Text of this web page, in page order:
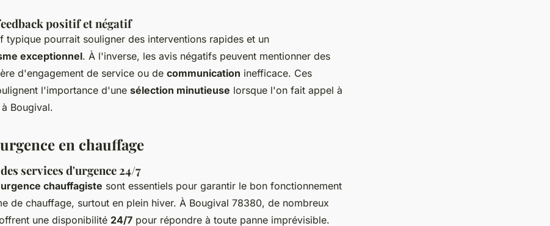
positif et négatif
typique pourrait souligner des interventions rapides et un
exceptionnel. À l'inverse, les avis négatifs peuvent mentionner des
d'engagement de service ou de communication inefficace. Ces
l'importance d'une sélection minutieuse lorsque l'on fait appel à
Bougival.
en chauffage
services d'urgence 24/7
chauffagiste sont essentiels pour garantir le bon fonctionnement
de chauffage, surtout en plein hiver. À Bougival 78380, de nombreux
une disponibilité 24/7 pour répondre à toute panne imprévisible.